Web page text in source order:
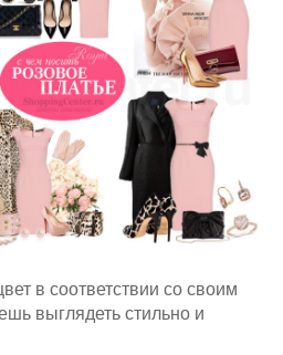
в соответствии со своим
выглядеть стильно и